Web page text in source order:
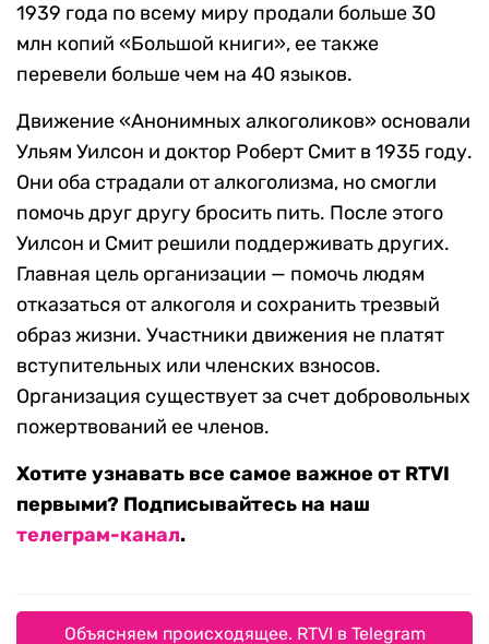
1939 года по всему миру продали больше 30
млн копий «Большой книги», ее также
перевели больше чем на 40 языков.
Движение «Анонимных алкоголиков» основали
Ульям Уилсон и доктор Роберт Смит в 1935 году.
Они оба страдали от алкоголизма, но смогли
помочь друг другу бросить пить. После этого
Уилсон и Смит решили поддерживать других.
Главная цель организации — помочь людям
отказаться от алкоголя и сохранить трезвый
образ жизни. Участники движения не платят
вступительных или членских взносов.
Организация существует за счет добровольных
пожертвований ее членов.
Хотите узнавать все самое важное от RTVI
первыми? Подписывайтесь на наш
телеграм-канал.
Объясняем происходящее. RTVI в Telegram